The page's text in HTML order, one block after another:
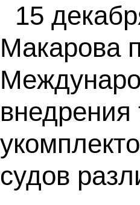
15
Макарова
внедрения
судов